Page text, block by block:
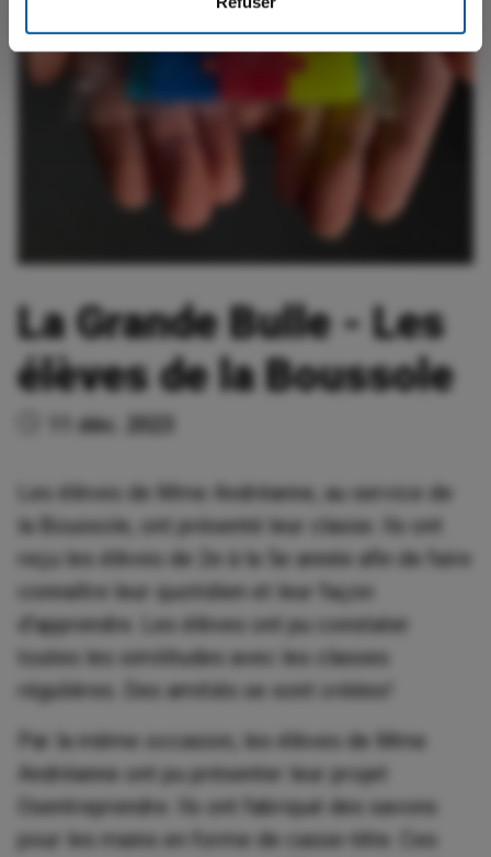
La Grande Bulle - Les
élèves de la Boussole
11 déc. 2023
Les élèves de Mme Andréanne, au service de
la Boussole, ont présenté leur classe. Ils ont
reçu les élèves de 2e à la 5e année afin de faire
connaître leur quotidien et leur façon
d'apprendre. Les élèves ont pu constater
toutes les similitudes avec les classes
régulières. Des amitiés se sont créées!
Par la même occasion, les élèves de Mme
Andréanne ont pu présenter leur projet
Osentreprendre. Ils ont fabriqué des savons
pour les mains en forme de casse-tête. Ces